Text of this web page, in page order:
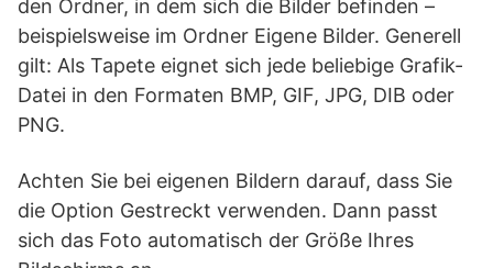
den Ordner, in dem sich die Bilder befinden –
beispielsweise im Ordner Eigene Bilder. Generell
gilt: Als Tapete eignet sich jede beliebige Grafik-
Datei in den Formaten BMP, GIF, JPG, DIB oder
PNG.
Achten Sie bei eigenen Bildern darauf, dass Sie
die Option Gestreckt verwenden. Dann passt
sich das Foto automatisch der Größe Ihres